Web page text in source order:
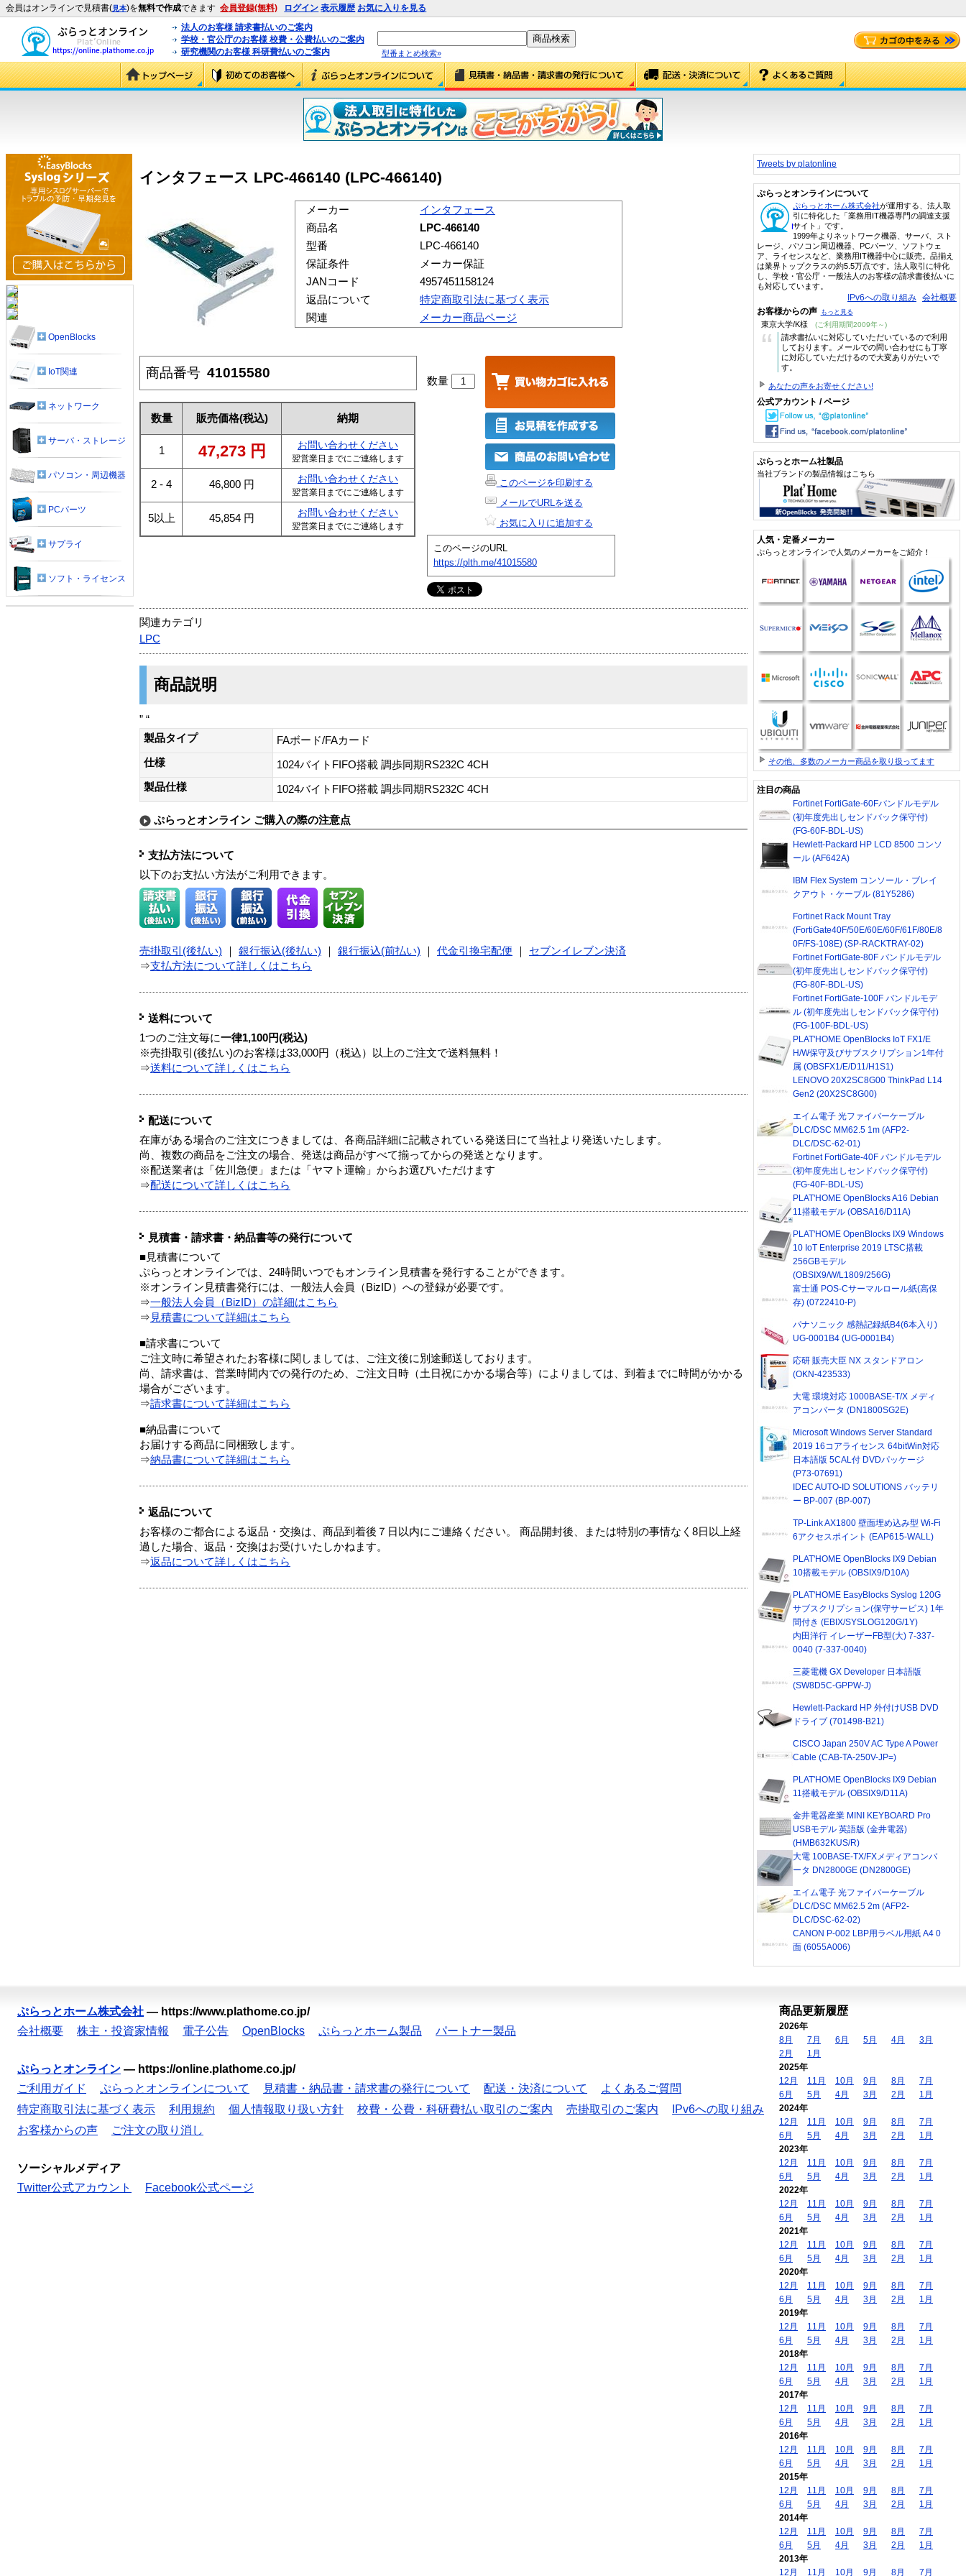
会員はオンラインで見積書(見本)を無料で作成できます 会員登録(無料) ログイン 表示履歴 お気に入りを見る
法人のお客様 請求書払いのご案内
学校・官公庁のお客様 校費・公費払いのご案内
研究機関のお客様 科研費払いのご案内
型番まとめ検索»
インタフェース LPC-466140 (LPC-466140)
メーカー
インタフェース
商品名
LPC-466140
型番
LPC-466140
保証条件
メーカー保証
JANコード
4957451158124
返品について
特定商取引法に基づく表示
関連
メーカー商品ページ
商品番号 41015580
数量 販売価格(税込) 納期
1 47,273 円 お問い合わせください
翌営業日までにご連絡します
2 - 4 46,800 円 お問い合わせください
翌営業日までにご連絡します
5以上 45,854 円 お問い合わせください
翌営業日までにご連絡します
数量
このページを印刷する
メールでURLを送る
お気に入りに追加する
このページのURL
https://plth.me/41015580
関連カテゴリ
LPC
商品説明
” “
製品タイプ
FAボード/FAカード
仕様
1024バイトFIFO搭載 調歩同期RS232C 4CH
製品仕様
1024バイトFIFO搭載 調歩同期RS232C 4CH
ぷらっとオンライン ご購入の際の注意点
支払方法について
以下のお支払い方法がご利用できます。
売掛取引(後払い) 銀行振込(後払い) 銀行振込(前払い) 代金引換宅配便
セブンイレブン決済
⇒支払方法について詳しくはこちら
送料について
1つのご注文毎に一律1,100円(税込)
※売掛取引(後払い)のお客様は33,000円（税込）以上のご注文で送料無料！
⇒送料について詳しくはこちら
配送について
在庫がある場合のご注文につきましては、各商品詳細に記載されている発送日にて当社より発送いたします。
尚、複数の商品をご注文の場合、発送は商品がすべて揃ってからの発送となります。
※配送業者は「佐川急便」または「ヤマト運輸」からお選びいただけます
⇒配送について詳しくはこちら
見積書・請求書・納品書等の発行について
■見積書について
ぷらっとオンラインでは、24時間いつでもオンライン見積書を発行することができます。
※オンライン見積書発行には、一般法人会員（BizID）への登録が必要です。
⇒一般法人会員（BizID）の詳細はこちら
⇒ 見積書について詳細はこちら
■請求書について
ご注文時に希望されたお客様に関しましては、ご注文後に別途郵送しております。
尚、請求書は、営業時間内での発行のため、ご注文日時（土日祝にかかる場合等）によりましては、到着までに時間がかかる
場合がございます。
⇒請求書について詳細はこちら
■納品書について
お届けする商品に同梱致します。
⇒納品書について詳細はこちら
返品について
お客様のご都合による返品・交換は、商品到着後７日以内にご連絡ください。 商品開封後、または特別の事情なく8日以上経
過した場合、返品・交換はお受けいたしかねます。
⇒返品について詳しくはこちら
OpenBlocks
IoT関連
ネットワーク
サーバ・ストレージ
パソコン・周辺機器
PCパーツ
サプライ
ソフト・ライセンス
Tweets by platonline
ぷらっとオンラインについて
ぷらっとホーム株式会社が運用する、法人取
引に特化した「業務用IT機器専門の調達支援
サイト」です。
1999年よりネットワーク機器、サーバ、スト
レージ、パソコン周辺機器、PCパーツ、ソフトウェ
ア、ライセンスなど、業務用IT機器中心に販売。品揃え
は業界トップクラスの約5.5万点です。法人取引に特化
し、学校・官公庁・一般法人のお客様の請求書後払いに
も対応しています。
IPv6への取り組み 会社概要
お客様からの声 もっと見る
東京大学/K様 (ご利用期間2009年～)
“
請求書払いに対応していただいているので利用
しております。メールでの問い合わせにも丁寧
に対応していただけるので大変ありがたいで
す。
あなたの声をお寄せください!
公式アカウント / ページ
ぷらっとホーム社製品
当社ブランドの製品情報はこちら
人気・定番メーカー
ぷらっとオンラインで人気のメーカーをご紹介！
その他、多数のメーカー商品を取り扱ってます
注目の商品
Fortinet FortiGate-60Fバンドルモデル
(初年度先出しセンドバック保守付)
(FG-60F-BDL-US)
Hewlett-Packard HP LCD 8500 コンソ
ール (AF642A)
IBM Flex System コンソール・ブレイ
クアウト・ケーブル (81Y5286)
Fortinet Rack Mount Tray
(FortiGate40F/50E/60E/60F/61F/80E/8
0F/FS-108E) (SP-RACKTRAY-02)
Fortinet FortiGate-80F バンドルモデル
(初年度先出しセンドバック保守付)
(FG-80F-BDL-US)
Fortinet FortiGate-100F バンドルモデ
ル (初年度先出しセンドバック保守付)
(FG-100F-BDL-US)
PLAT'HOME OpenBlocks IoT FX1/E
H/W保守及びサブスクリプション1年付
属 (OBSFX1/E/D11/H1S1)
LENOVO 20X2SC8G00 ThinkPad L14
Gen2 (20X2SC8G00)
エイム電子 光ファイバーケーブル
DLC/DSC MM62.5 1m (AFP2-
DLC/DSC-62-01)
Fortinet FortiGate-40F バンドルモデル
(初年度先出しセンドバック保守付)
(FG-40F-BDL-US)
PLAT'HOME OpenBlocks A16 Debian
11搭載モデル (OBSA16/D11A)
PLAT'HOME OpenBlocks IX9 Windows
10 IoT Enterprise 2019 LTSC搭載
256GBモデル
(OBSIX9/W/L1809/256G)
富士通 POS-Cサーマルロール紙(高保
存) (0722410-P)
パナソニック 感熱記録紙B4(6本入り)
UG-0001B4 (UG-0001B4)
応研 販売大臣 NX スタンドアロン
(OKN-423533)
大電 環境対応 1000BASE-T/X メディ
アコンバータ (DN1800SG2E)
Microsoft Windows Server Standard
2019 16コアライセンス 64bitWin対応
日本語版 5CAL付 DVDパッケージ
(P73-07691)
IDEC AUTO-ID SOLUTIONS バッテリ
ー BP-007 (BP-007)
TP-Link AX1800 壁面埋め込み型 Wi-Fi
6アクセスポイント (EAP615-WALL)
PLAT'HOME OpenBlocks IX9 Debian
10搭載モデル (OBSIX9/D10A)
PLAT'HOME EasyBlocks Syslog 120G
サブスクリプション(保守サービス) 1年
間付き (EBIX/SYSLOG120G/1Y)
内田洋行 イレーザーFB型(大) 7-337-
0040 (7-337-0040)
三菱電機 GX Developer 日本語版
(SW8D5C-GPPW-J)
Hewlett-Packard HP 外付けUSB DVD
ドライブ (701498-B21)
CISCO Japan 250V AC Type A Power
Cable (CAB-TA-250V-JP=)
PLAT'HOME OpenBlocks IX9 Debian
11搭載モデル (OBSIX9/D11A)
金井電器産業 MINI KEYBOARD Pro
USBモデル 英語版 (金井電器)
(HMB632KUS/R)
大電 100BASE-TX/FXメディアコンバ
ータ DN2800GE (DN2800GE)
エイム電子 光ファイバーケーブル
DLC/DSC MM62.5 2m (AFP2-
DLC/DSC-62-02)
CANON P-002 LBP用ラベル用紙 A4 0
面 (6055A006)
ぷらっとホーム株式会社 — https://www.plathome.co.jp/
会社概要
株主・投資家情報 電子公告 OpenBlocks ぷらっとホーム製品 パートナー製品
ぷらっとオンライン — https://online.plathome.co.jp/
ご利用ガイド
ぷらっとオンラインについて 見積書・納品書・請求書の発行について 配送・決済について
よくあるご質問
特定商取引法に基づく表示
利用規約 個人情報取り扱い方針 校費・公費・科研費払い取引のご案内 売掛取引のご案内
IPv6への取り組み
お客様からの声
ご注文の取り消し
ソーシャルメディア
Twitter公式アカウント
Facebook公式ページ
商品更新履歴
2026年
8月
7月 6月 5月 4月
3月
2月
1月
2025年
12月
11月 10月 9月 8月
7月
6月
5月 4月 3月 2月
1月
2024年
12月
11月 10月 9月 8月
7月
6月
5月 4月 3月 2月
1月
2023年
12月
11月 10月 9月 8月
7月
6月
5月 4月 3月 2月
1月
2022年
12月
11月 10月 9月 8月
7月
6月
5月 4月 3月 2月
1月
2021年
12月
11月 10月 9月 8月
7月
6月
5月 4月 3月 2月
1月
2020年
12月
11月 10月 9月 8月
7月
6月
5月 4月 3月 2月
1月
2019年
12月
11月 10月 9月 8月
7月
6月
5月 4月 3月 2月
1月
2018年
12月
11月 10月 9月 8月
7月
6月
5月 4月 3月 2月
1月
2017年
12月
11月 10月 9月 8月
7月
6月
5月 4月 3月 2月
1月
2016年
12月
11月 10月 9月 8月
7月
6月
5月 4月 3月 2月
1月
2015年
12月
11月 10月 9月 8月
7月
6月
5月 4月 3月 2月
1月
2014年
12月
11月 10月 9月 8月
7月
6月
5月 4月 3月 2月
1月
2013年
12月
11月 10月 9月 8月 7月